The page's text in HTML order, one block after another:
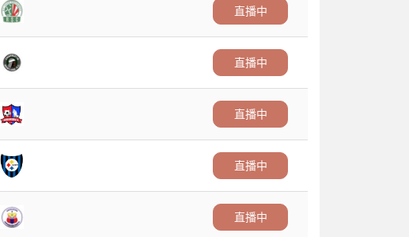
直播中
直播中
直播中
直播中
直播中